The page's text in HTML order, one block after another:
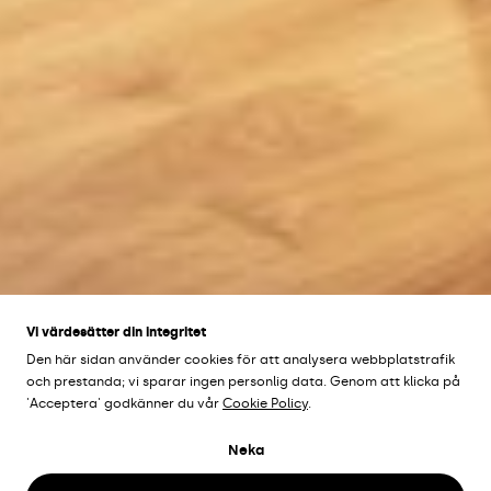
KIRUNA STADSHUS
Vi värdesätter din integritet
Den här sidan använder cookies för att analysera webbplatstrafik
och prestanda; vi sparar ingen personlig data. Genom att klicka på
'Acceptera' godkänner du vår Cookie Policy.
Neka